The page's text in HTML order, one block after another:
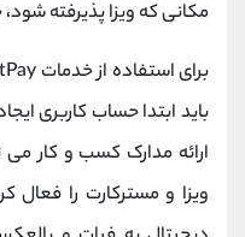
مکانی که ویزا پذیرفته
باید ابتدا حساب کاربری
ارائه مدارک کسب‌ و کار
ویزا و مسترکارت را فعال